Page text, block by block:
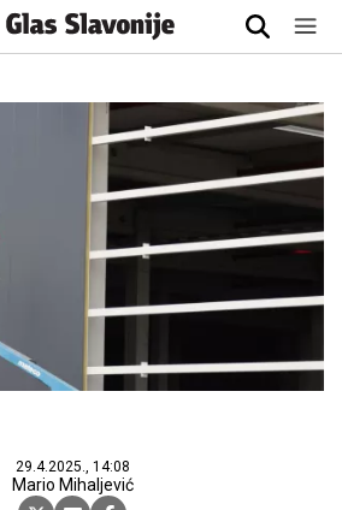
29.4.2025., 14:08
Mario Mihaljević